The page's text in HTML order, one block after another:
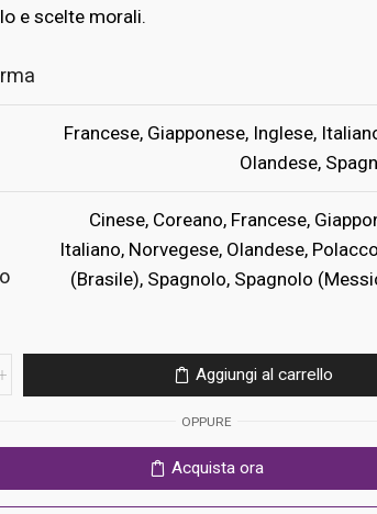
€59.99.€19.99.
e scelte morali.
Francese, Giapponese, Inglese,
Olandese,
Cinese, Coreano, Francese,
Italiano, Norvegese, Olandese,
(Brasile), Spagnolo, Spagnolo
Aggiungi al carrello
OPPURE
Acquista ora